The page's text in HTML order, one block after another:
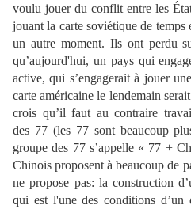
voulu jouer du conflit entre les
jouant la carte soviétique de temps
un autre moment. Ils ont perdu
qu’aujourd'hui, un pays qui
active, qui s’engagerait à jouer
carte américaine le lendemain
crois qu’il faut au contraire
des 77 (les 77 sont beaucoup
groupe des 77 s’appelle « 77 +
Chinois proposent à beaucoup de
ne propose pas: la construction
qui est l'une des conditions d’un